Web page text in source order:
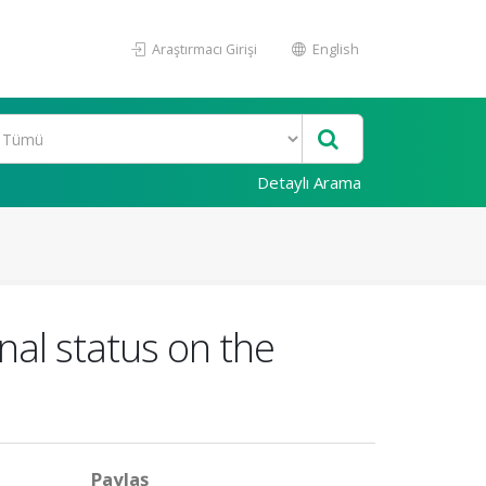
Araştırmacı Girişi English
Detaylı Arama
status on the
Paylaş